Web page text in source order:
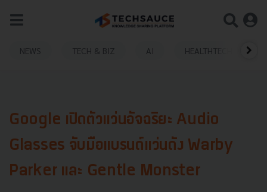
NEWS TECH & BIZ AI HEALTHTECH
Google เปิดตัวแว่นอัจฉริยะ Audio
Glasses จับมือแบรนด์แว่นดัง Warby
Parker และ Gentle Monster